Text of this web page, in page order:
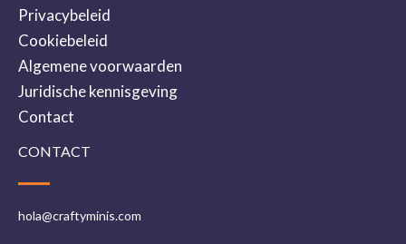
Privacybeleid
Cookiebeleid
Algemene voorwaarden
Juridische kennisgeving
Contact
CONTACT
hola@craftyminis.com